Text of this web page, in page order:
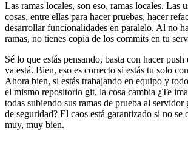
Las ramas locales, son eso, ramas locales. Las
cosas, entre ellas para hacer pruebas, hacer
desarrollar funcionalidades en paralelo. Al no
ramas, no tienes copia de los commits en tu
Sé lo que estás pensando, basta con hacer
ya está. Bien, eso es correcto si estás tu solo
Ahora bien, si estás trabajando en equipo y
el mismo repositorio git, la cosa cambia ¿Te
todas subiendo sus ramas de prueba al servidor
de seguridad? El caos está garantizado si no se
muy, muy bien.